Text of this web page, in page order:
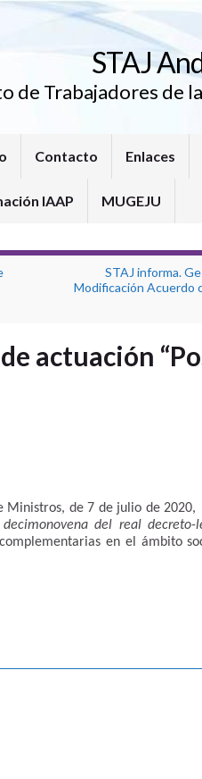
STAJ
de Trabajadores de
Contacto Enlaces
IAAP MUGEJU
STAJ informa.
Modificación Acuerdo
actuación
Ministros, de 7 de julio de
del real
en el ámbito